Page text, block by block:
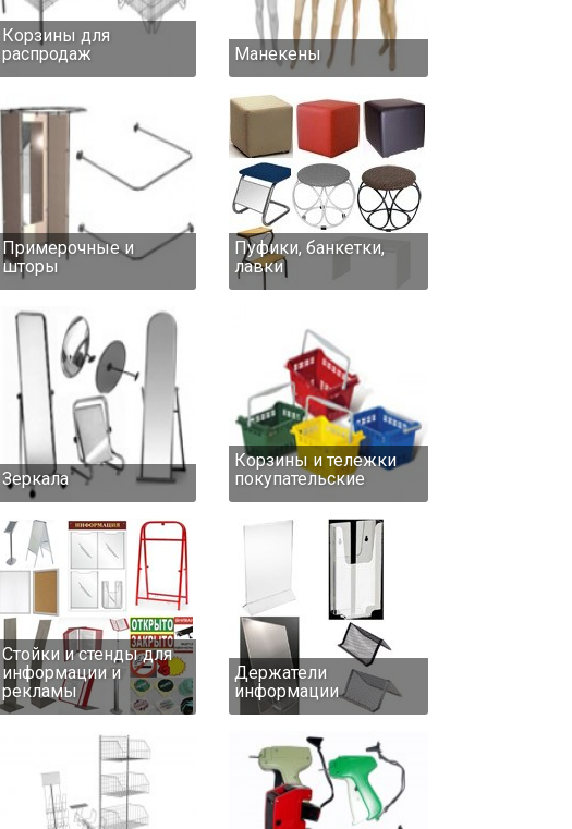
Корзины для
распродаж
Манекены
Примерочные и
шторы
Пуфики, банкетки,
лавки
Зеркала
Корзины и тележки
покупательские
Стойки и стенды для
информации и
рекламы
Держатели
информации